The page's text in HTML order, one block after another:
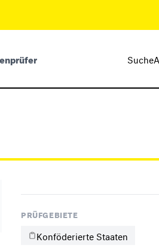
Suche
PRÜFGEBIETE
Konföderierte Staaten